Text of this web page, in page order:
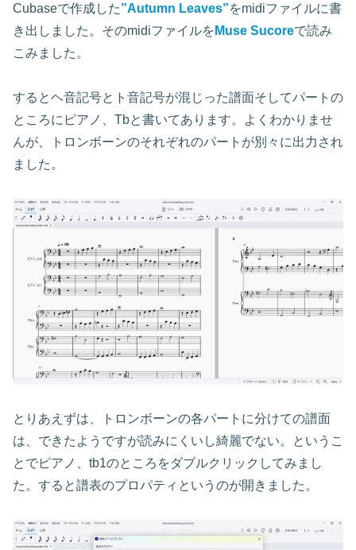
Cubaseで作成した”Autumn Leaves”をmidiファイルに書
き出しました。そのmidiファイルを Muse Sucoreで読み
こみました。
するとヘ音記号とト音記号が混じった譜面そしてパートの
ところにピアノ、Tbと書いてあります。よくわかりませ
んが、トロンボーンのそれぞれのパートが別々に出力され
ました。
とりあえずは、トロンボーンの各パートに分けての譜面
は、できたようですが読みにくいし綺麗でない。というこ
とでピアノ、tb1のところをダブルクリックしてみまし
た。すると譜表のプロパティというのが開きました。